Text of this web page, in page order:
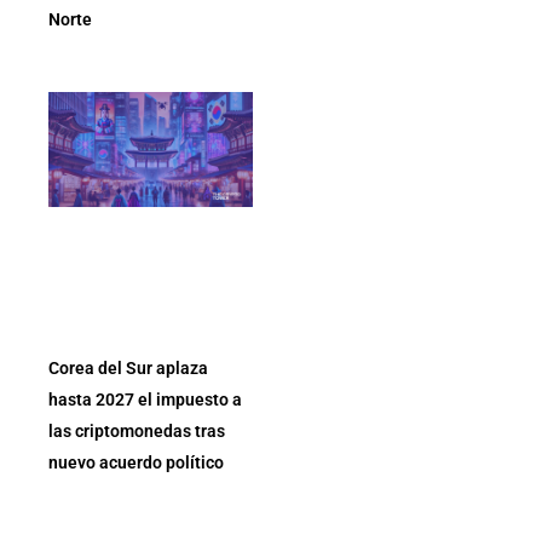
Norte
Corea del Sur aplaza
hasta 2027 el impuesto a
las criptomonedas tras
nuevo acuerdo político